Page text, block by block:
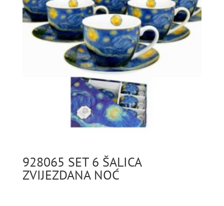
928065 SET 6 ŠALICA
ZVIJEZDANA NOĆ